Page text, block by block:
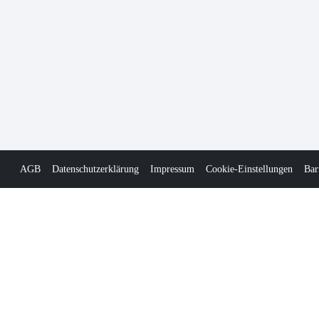
AGB Datenschutzerklärung Impressum Cookie-Einstellungen